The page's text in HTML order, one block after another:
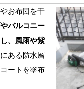
お布団を干
バルコニー
、風雨や紫
ある防水層
ートを塗布